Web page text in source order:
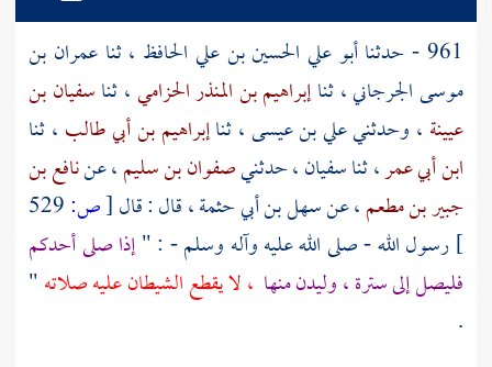
961 - حدثنا أبو علي الحسين بن علي الحافظ ، ثناعمران بن
موسى الجرجاني، ثناإبراهيم بن المنذر الحزامي، ثناسفيان بن
عيينة ، وحدثنيعلي بن عيسى، ثناإبراهيم بن أبي طالب ، ثنا
ابن أبي عمر، ثناسفيان، حدثنيصفوان بن سليم، عننافع بن
جبير بن مطعم، عنسهل بن أبي حثمة، قال : قال[ص:529
]رسول الله - صلى الله عليه وآله وسلم - : "إذا صلى أحدكم
فليصل إلى سترة ، وليدن منها ، لا يقطع الشيطان عليه صلاته"
.